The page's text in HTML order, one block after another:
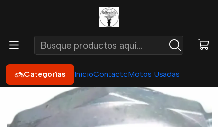
Categorías InicioContactoMotos Usadas
Eléctricos
Bomba Combustible Scooter 125 -150